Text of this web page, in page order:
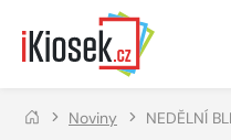
Přejít na hlavní obsah
Noviny NEDĚLNÍ